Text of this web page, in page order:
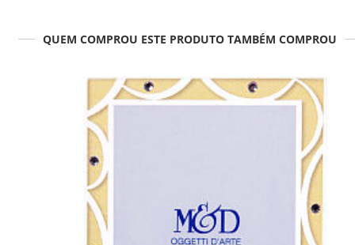
QUEM COMPROU ESTE PRODUTO TAMBÉM COMPROU